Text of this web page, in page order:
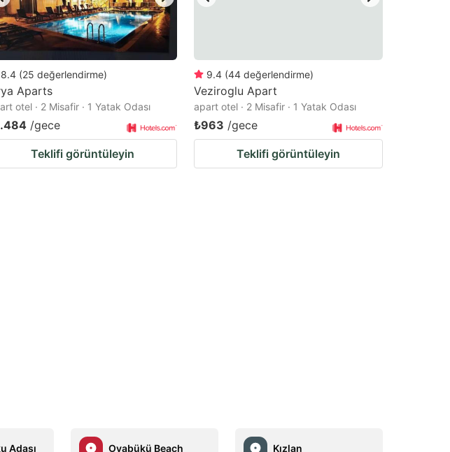
8.4 (25 değerlendirme)
Aparts
otel · 2 Misafir · 1 Yatak Odası
/gece
Teklifi görüntüleyin
9.4 (44 değerlendirme)
Veziroglu Apart
apart otel · 2 Misafir · 1 Yatak Odası
₺963 /gece
Teklifi görüntüleyin
Adası Ovabükü Beach Kızlan